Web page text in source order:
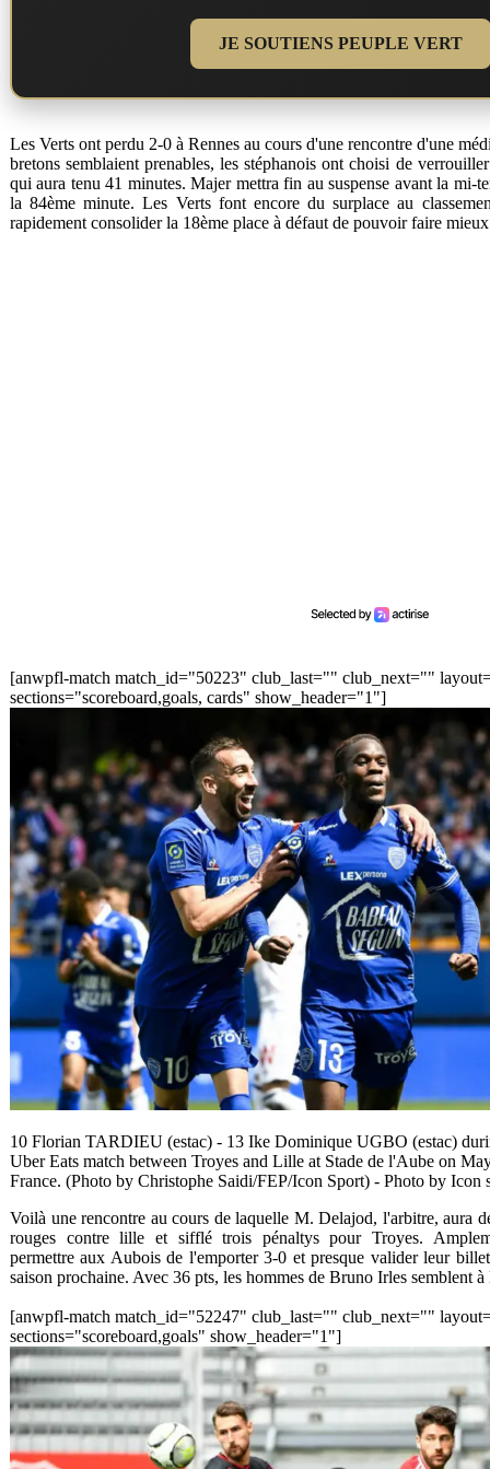
JE SOUTIENS PEUPLE VERT
Les Verts ont perdu 2-0 à Rennes au cours d'une rencontre d'une
bretons semblaient prenables, les stéphanois ont choisi de
qui aura tenu 41 minutes. Majer mettra fin au suspense avant la mi-
la 84ème minute. Les Verts font encore du surplace au
rapidement consolider la 18ème place à défaut de pouvoir faire
[anwpfl-match match_id="50223" club_last="" club_next=""
sections="scoreboard,goals, cards" show_header="1"]
10 Florian TARDIEU (estac) - 13 Ike Dominique UGBO (estac)
Uber Eats match between Troyes and Lille at Stade de l'Aube on
France. (Photo by Christophe Saidi/FEP/Icon Sport) - Photo by Icon
Voilà une rencontre au cours de laquelle M. Delajod, l'arbitre, aura
rouges contre lille et sifflé trois pénaltys pour Troyes.
permettre aux Aubois de l'emporter 3-0 et presque valider leur
saison prochaine. Avec 36 pts, les hommes de Bruno Irles semblent
[anwpfl-match match_id="52247" club_last="" club_next=""
sections="scoreboard,goals" show_header="1"]